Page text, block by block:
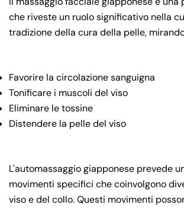
che riveste un ruolo significativo nella
tradizione della cura della pelle,
Favorire la circolazione sanguigna
Tonificare i muscoli del viso
Eliminare le tossine
Distendere la pelle del viso
L'automassaggio giapponese prevede
movimenti specifici che coinvolgono
viso e del collo. Questi movimenti